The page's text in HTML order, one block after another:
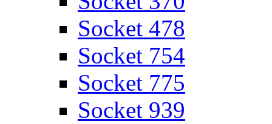
Socket 478
Socket 754
Socket 775
Socket 939